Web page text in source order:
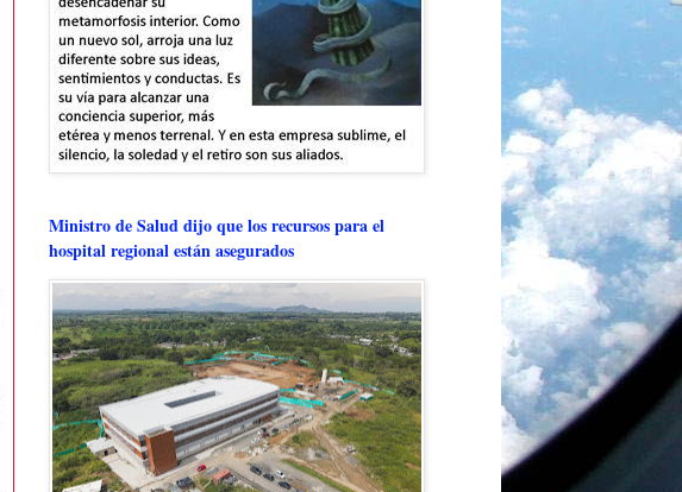
Ministro de Salud dijo que los recursos para el
hospital regional están asegurados